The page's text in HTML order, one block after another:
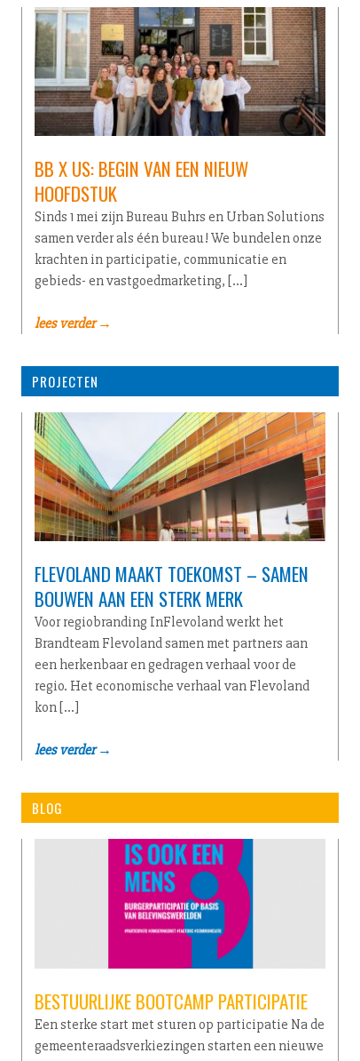
BB X US: BEGIN VAN EEN NIEUW
HOOFDSTUK
Sinds 1 mei zijn Bureau Buhrs en Urban Solutions
samen verder als één bureau! We bundelen onze
krachten in participatie, communicatie en
gebieds- en vastgoedmarketing, […]
lees verder →
PROJECTEN
FLEVOLAND MAAKT TOEKOMST – SAMEN
BOUWEN AAN EEN STERK MERK
Voor regiobranding InFlevoland werkt het
Brandteam Flevoland samen met partners aan
een herkenbaar en gedragen verhaal voor de
regio. Het economische verhaal van Flevoland
kon […]
lees verder →
BLOG
BESTUURLIJKE BOOTCAMP PARTICIPATIE
Een sterke start met sturen op participatie Na de
gemeenteraadsverkiezingen starten een nieuwe